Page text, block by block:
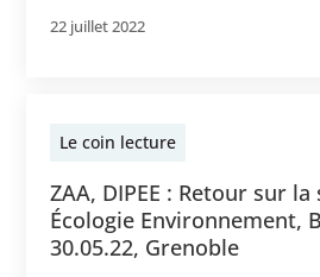
22 juillet 2022
Le coin lecture
ZAA, DIPEE : Retour sur
Écologie Environnement,
30.05.22, Grenoble